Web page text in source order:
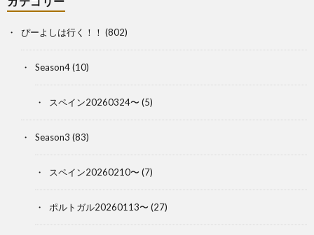
ぴーよしは行く！！ (802)
Season4(10)
スペイン20260324〜 (5)
Season3 (83)
スペイン20260210〜 (7)
ポルトガル20260113〜 (27)